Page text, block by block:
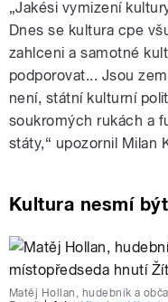
„Jakési vymizení
Dnes se kultura cpe
zahlceni a samotné
podporovat... Jsou
není, státní kulturní
soukromých rukách a
státy,“ upozornil Milan
Kultura nesmí
Matěj Hollan, hudebník a